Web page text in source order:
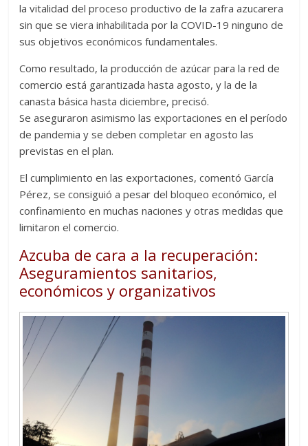
la vitalidad del proceso productivo de la zafra azucarera
sin que se viera inhabilitada por la COVID-19 ninguno de
sus objetivos económicos fundamentales.
Como resultado, la producción de azúcar para la red de
comercio está garantizada hasta agosto, y la de la
canasta básica hasta diciembre, precisó.
Se aseguraron asimismo las exportaciones en el período
de pandemia y se deben completar en agosto las
previstas en el plan.
El cumplimiento en las exportaciones, comentó García
Pérez, se consiguió a pesar del bloqueo económico, el
confinamiento en muchas naciones y otras medidas que
limitaron el comercio.
Azcuba de cara a la recuperación:
Aseguramientos sanitarios,
económicos y organizativos